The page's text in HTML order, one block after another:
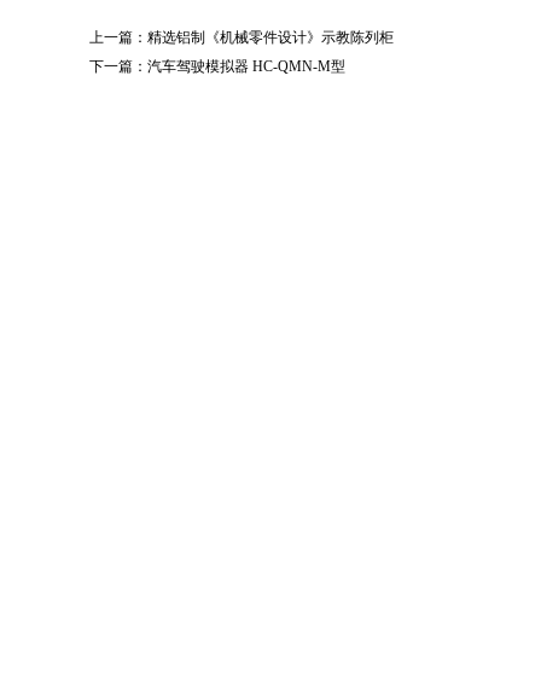
上一篇： 精选铝制《机械零件设计》示教陈列柜
下一篇： 汽车驾驶模拟器 HC-QMN-M型